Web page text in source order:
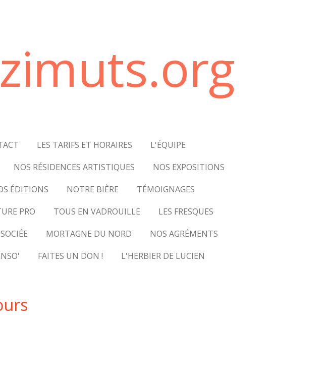
LES TARIFS ET HORAIRES
L'ÉQUIPE
NOS RÉSIDENCES ARTISTIQUES
NOS EXPOSITIONS
ÉDITIONS NOTRE BIÈRE
TÉMOIGNAGES
PRO TOUS EN VADROUILLE
LES FRESQUES
MORTAGNE DU NORD
NOS AGRÉMENTS
FAITES UN DON ! L'HERBIER DE LUCIEN